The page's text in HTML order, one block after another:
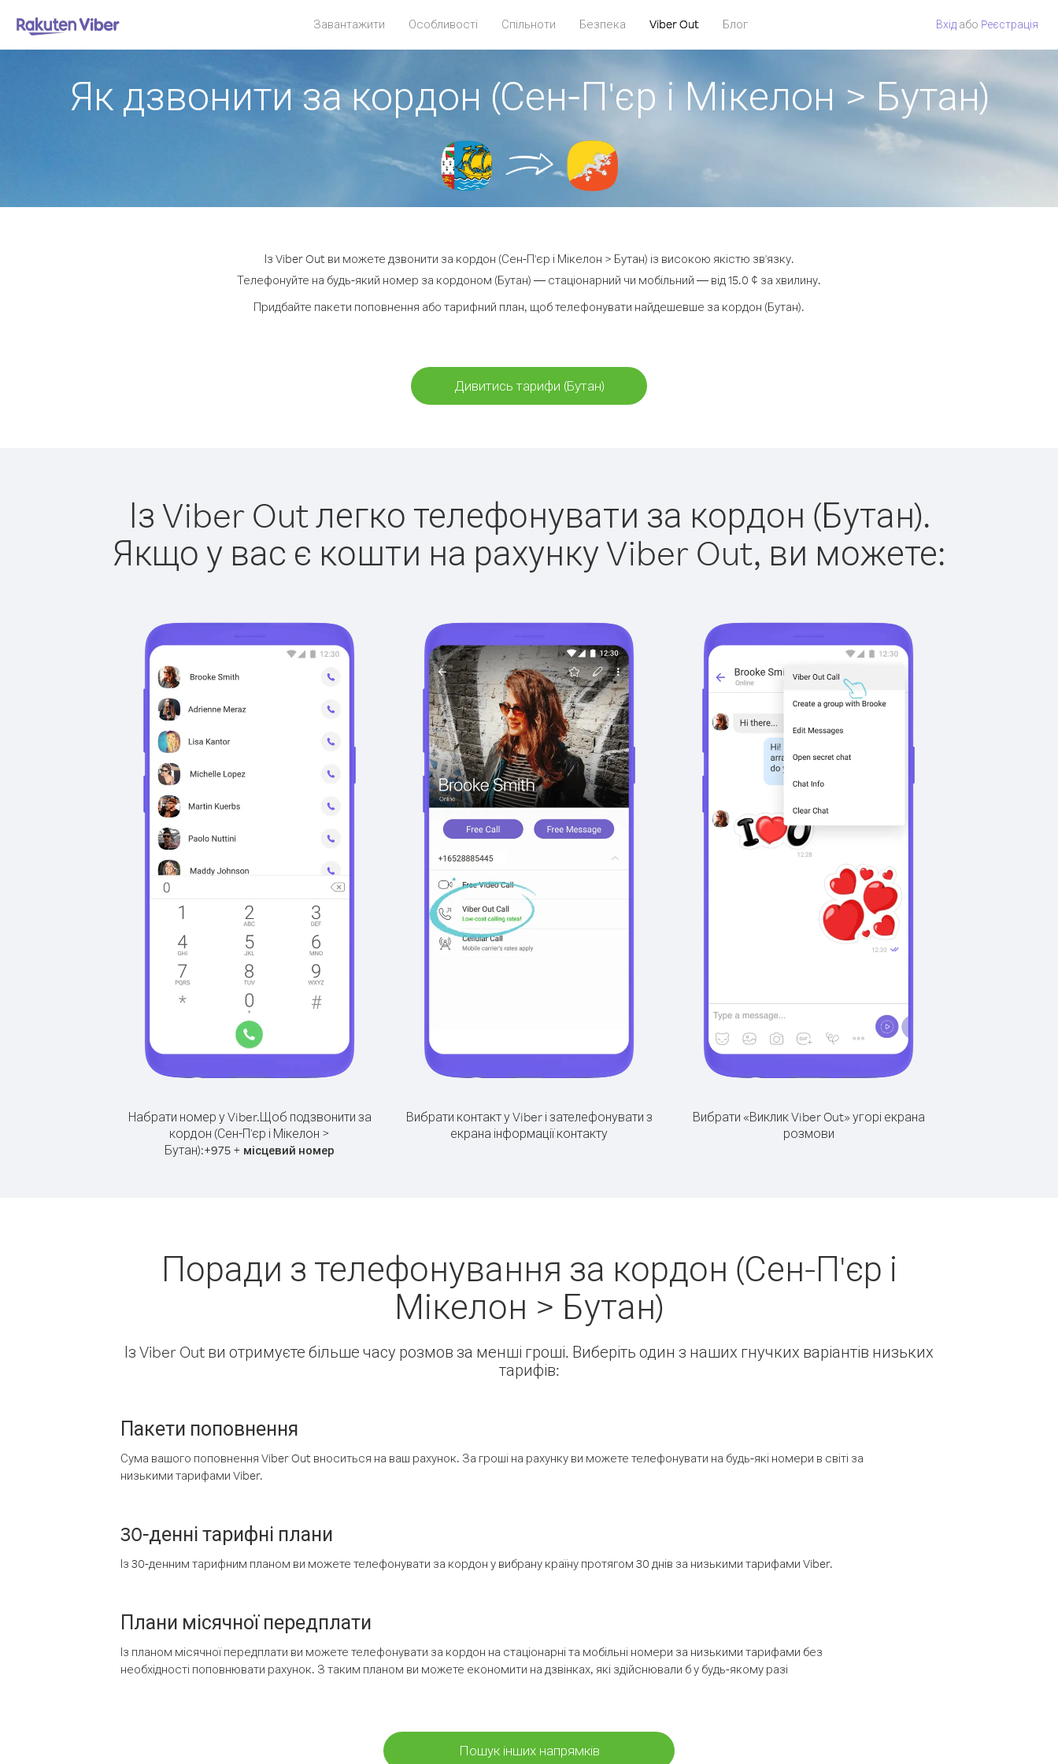
Завантажити Особливості Спільноти Безпека Viber Out Блог Вхід або Pеєстрація
Як дзвонити за кордон (Сен-П'єр і Мікелон > Бутан)
Із Viber Out ви можете дзвонити за кордон (Сен-П'єр і Мікелон > Бутан) із високою якістю зв'язку.
Телефонуйте на будь-який номер за кордоном (Бутан) — стаціонарний чи мобільний — від 15.0 ¢ за хвилину.
Придбайте пакети поповнення або тарифний план, щоб телефонувати найдешевше за кордон (Бутан).
Дивитись тарифи (Бутан)
Із Viber Out легко телефонувати за кордон (Бутан).
Якщо у вас є кошти на рахунку Viber Out, ви можете:
Набрати номер у Viber.Щоб подзвонити за
кордон (Сен-П'єр і Мікелон >
Бутан):+975 + місцевий номер
Вибрати контакт у Viber і зателефонувати з
екрана інформації контакту
Вибрати «Виклик Viber Out» угорі екрана
розмови
Поради з телефонування за кордон (Сен-П'єр і
Мікелон > Бутан)
Із Viber Out ви отримуєте більше часу розмов за менші гроші. Виберіть один з наших гнучких варіантів низьких
тарифів:
Пакети поповнення
Сума вашого поповнення Viber Out вноситься на ваш рахунок. За гроші на рахунку ви можете телефонувати на будь-які номери в світі за
низькими тарифами Viber.
30-денні тарифні плани
Із 30-денним тарифним планом ви можете телефонувати за кордон у вибрану країну протягом 30 днів за низькими тарифами Viber.
Плани місячної передплати
Із планом місячної передплати ви можете телефонувати за кордон на стаціонарні та мобільні номери за низькими тарифами без
необхідності поповнювати рахунок. З таким планом ви можете економити на дзвінках, які здійснювали б у будь-якому разі
Пошук інших напрямків